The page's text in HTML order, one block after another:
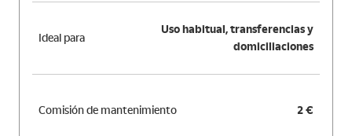
Ideal para
Uso habitual, transferencias y
domiciliaciones
Comisión de mantenimiento 2 €